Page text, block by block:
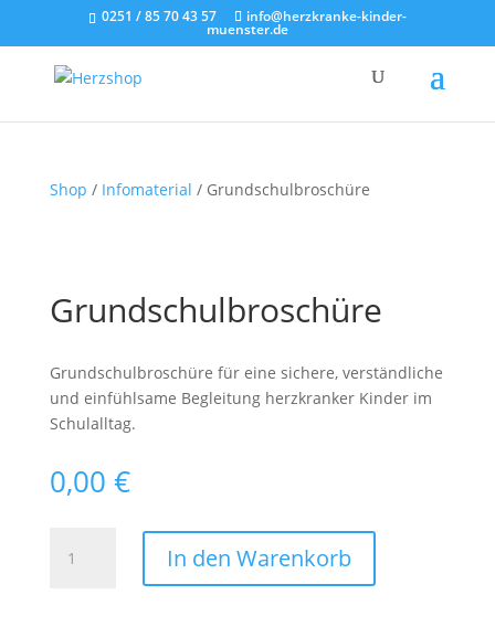
0251 / 85 70 43 57 info@herzkranke-kinder-
muenster.de
Shop / Infomaterial / Grundschulbroschüre
Grundschulbroschüre
Grundschulbroschüre für eine sichere, verständliche
und einfühlsame Begleitung herzkranker Kinder im
Schulalltag.
0,00 €
Grundschulbroschüre
Menge
In den Warenkorb